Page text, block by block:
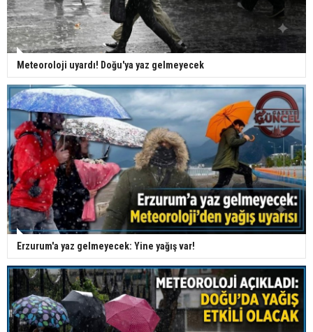
Meteoroloji uyardı! Doğu'ya yaz gelmeyecek
Erzurum'a yaz gelmeyecek: Yine yağış var!